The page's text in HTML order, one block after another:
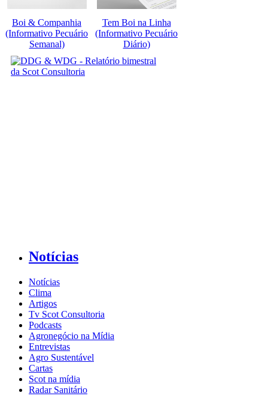
Boi & Companhia
(Informativo Pecuário
Semanal)
Tem Boi na Linha
(Informativo Pecuário
Diário)
Notícias
Notícias
Clima
Artigos
Tv Scot Consultoria
Podcasts
Agronegócio na Mídia
Entrevistas
Agro Sustentável
Cartas
Scot na mídia
Radar Sanitário